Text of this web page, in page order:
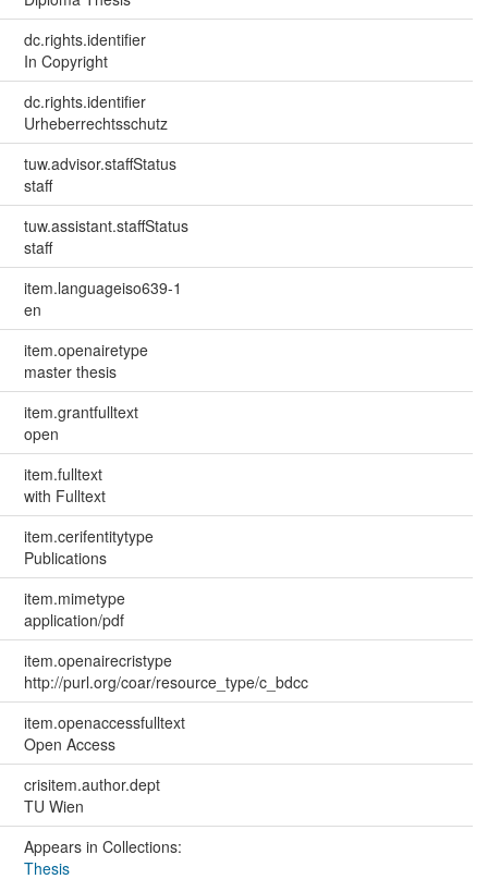
dc.rights.identifier
In Copyright
dc.rights.identifier
Urheberrechtsschutz
tuw.advisor.staffStatus
staff
tuw.assistant.staffStatus
staff
item.languageiso639-1
en
item.openairetype
master thesis
item.grantfulltext
open
item.fulltext
with Fulltext
item.cerifentitytype
Publications
item.mimetype
application/pdf
item.openairecristype
http://purl.org/coar/resource_type/c_bdcc
item.openaccessfulltext
Open Access
crisitem.author.dept
TU Wien
Appears in Collections:
Thesis